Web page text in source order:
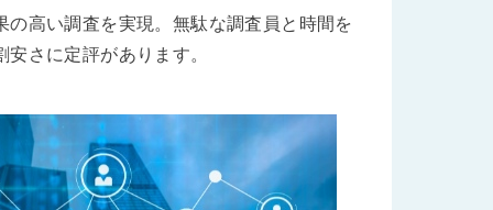
の高い調査を実現。無駄な調査員と時間を
さに定評があります。